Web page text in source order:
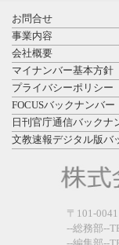
お問合せ
事業内容
会社概要
マイナンバー基本方針
プライバシーポリシー
FOCUSバックナンバー
日刊官庁通信バックナ
文教速報デジタル版バ
〒101-
--総務部--